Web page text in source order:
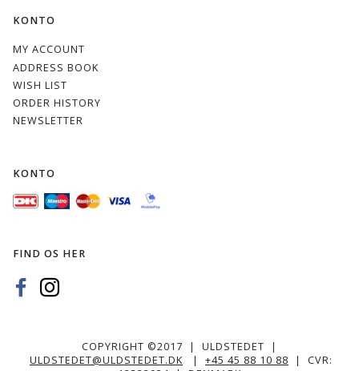
KONTO
MY ACCOUNT
ADDRESS BOOK
WISH LIST
ORDER HISTORY
NEWSLETTER
KONTO
FIND OS HER
COPYRIGHT ©2017 | ULDSTEDET |
ULDSTEDET@ULDSTEDET.DK | +45 45 88 10 88 | CVR: